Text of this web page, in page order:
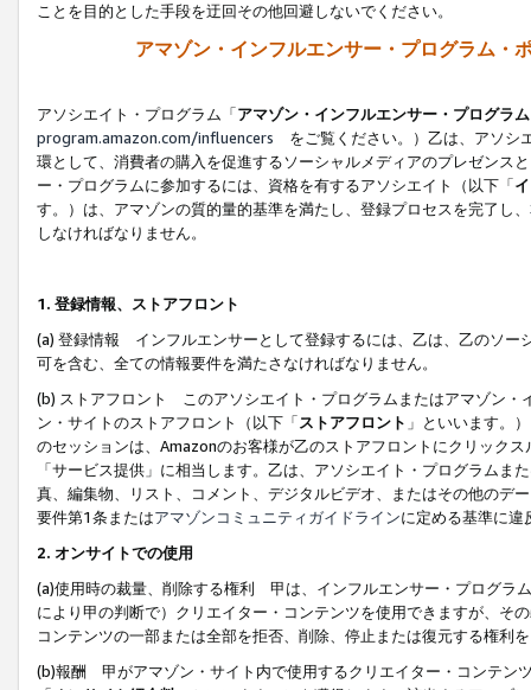
ことを目的とした手段を迂回その他回避しないでください。
アマゾン・インフルエンサー・プログラム・
アソシエイト・プログラム「アマゾン・インフルエンサー・プログラム
program.amazon.com/influencers をご覧ください。）乙は、アソシ
環として、消費者の購入を促進するソーシャルメディアのプレゼンス
ー・プログラムに参加するには、資格を有するアソシエイト（以下「
す。）は、アマゾンの質的量的基準を満たし、登録プロセスを完了し、
しなければなりません。
1. 登録情報、ストアフロント
(a) 登録情報 インフルエンサーとして登録するには、乙は、乙のソー
可を含む、全ての情報要件を満たさなければなりません。
(b) ストアフロント このアソシエイト・プログラムまたはアマゾン・
ン・サイトのストアフロント（以下「ストアフロント 」といいます。
のセッションは、Amazonのお客様が乙のストアフロントにクリック
「サービス提供」に相当します。乙は、アソシエイト・プログラム
真、編集物、リスト、コメント、デジタルビデオ、またはその他のデ
要件第1条またはアマゾンコミュニティガイドラインに定める基準に違
2. オンサイトでの使用
(a)使用時の裁量、削除する権利 甲は、インフルエンサー・プログラ
により甲の判断で）クリエイター・コンテンツを使用できますが、そ
コンテンツの一部または全部を拒否、削除、停止または復元する権利
(b)報酬 甲がアマゾン・サイト内で使用するクリエイター・コンテン